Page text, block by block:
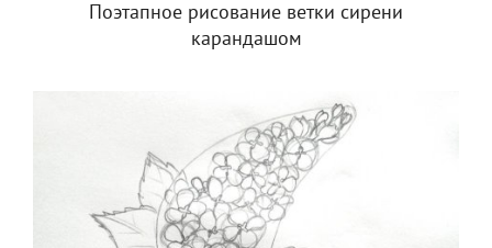
Поэтапное рисование ветки сирени
карандашом